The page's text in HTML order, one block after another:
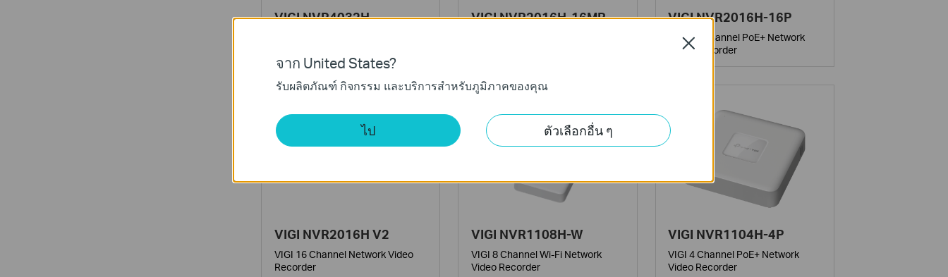
VIGI NVR4032H VIGI NVR2016H-16MP VIGI NVR2016H-16P
VIGI 16 Channel PoE+ Network
Video Recorder
VIGI NVR2016H V2
VIGI 16 Channel Network Video
Recorder
VIGI NVR1108H-W
VIGI 8 Channel Wi-Fi Network
Video Recorder
VIGI NVR1104H-4P
VIGI 4 Channel PoE+ Network
Video Recorder
จาก United States?
รับผลิตภัณฑ์ กิจกรรม และบริการสำหรับภูมิภาคของคุณ
ไป ตัวเลือกอื่น ๆ
Close